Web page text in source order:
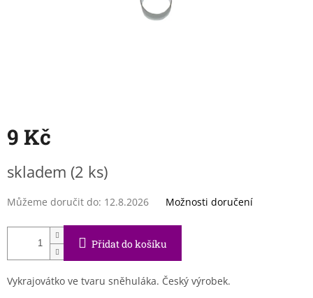
9 Kč
cena:
skladem (2 ks)
Můžeme doručit do: 12.8.2026 Možnosti doručení
Přidat do košíku
Vykrajovátko ve tvaru sněhuláka. Český výrobek.